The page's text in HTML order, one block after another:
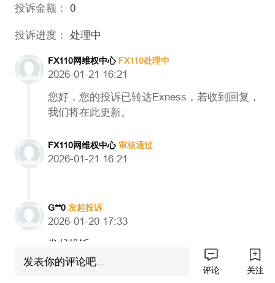
投诉金额： 0
投诉进度： 处理中
FX110网维权中心 FX110处理中
2026-01-21 16:21
您好，您的投诉已转达Exness，若收到回复，
我们将在此更新。
FX110网维权中心审核通过
2026-01-21 16:21
G**0 发起投诉
2026-01-20 17:33
发起投诉
今天出现大行情，账号浮亏变大，我要进行加仓，入
发表你的评论吧...
评论 关注